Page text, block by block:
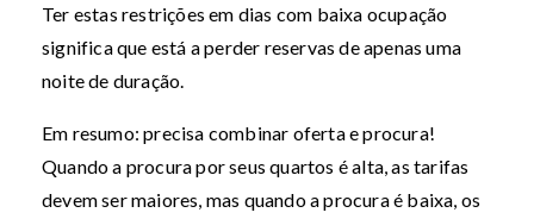
Ter estas restrições em dias com baixa ocupação
significa que está a perder reservas de apenas uma
noite de duração.
Em resumo: precisa combinar oferta e procura!
Quando a procura por seus quartos é alta, as tarifas
devem ser maiores, mas quando a procura é baixa, os